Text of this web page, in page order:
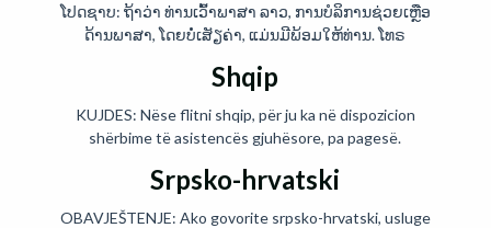
ໂປດຊາບ: ຖ້າວ່າ ທ່ານເວົ້າພາສາ ລາວ, ການບໍລິການຊ່ວຍເຫຼືອ
ດ້ານພາສາ, ໂດຍບໍ່ເສັຽຄ່າ, ແມ່ນມີພ້ອມໃຫ້ທ່ານ. ໂທຣ
Shqip
KUJDES: Nëse flitni shqip, për ju ka në dispozicion
shërbime të asistencës gjuhësore, pa pagesë.
Srpsko-hrvatski
OBAVJEŠTENJE: Ako govorite srpsko-hrvatski, usluge